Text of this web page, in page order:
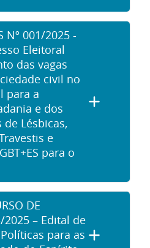
Nº 001/2025 -
Eleitoral
das vagas
civil no
para a
e dos
Lésbicas,
e
para o
DE
2025 – Edital de
para as